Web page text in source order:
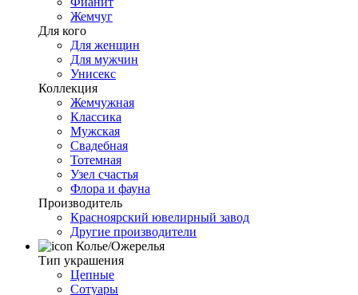
Жемчуг
Для кого
Для женщин
Для мужчин
Унисекс
Коллекция
Жемчужная
Классика
Мужская
Свадебная
Тотемная
Узел счастья
Флора и фауна
Производитель
Красноярский ювелирный завод
Другие производители
Колье/Ожерелья
Тип украшения
Цепные
Сотуары